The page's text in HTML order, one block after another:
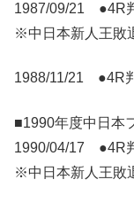
1987/09/21 ●4R
※中日本新人王敗
1988/11/21 ●4R
■1990年度中日本
1990/04/17 ●4R
※中日本新人王敗